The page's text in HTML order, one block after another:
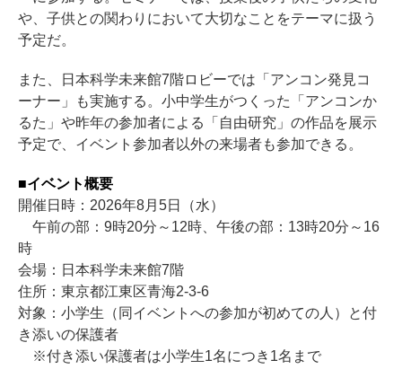
や、子供との関わりにおいて大切なことをテーマに扱う
予定だ。
また、日本科学未来館7階ロビーでは「アンコン発見コ
ーナー」も実施する。小中学生がつくった「アンコンか
るた」や昨年の参加者による「自由研究」の作品を展示
予定で、イベント参加者以外の来場者も参加できる。
■イベント概要
開催日時：2026年8月5日（水）
午前の部：9時20分～12時、午後の部：13時20分～16
時
会場：日本科学未来館7階
住所：東京都江東区青海2-3-6
対象：小学生（同イベントへの参加が初めての人）と付
き添いの保護者
※付き添い保護者は小学生1名につき1名まで